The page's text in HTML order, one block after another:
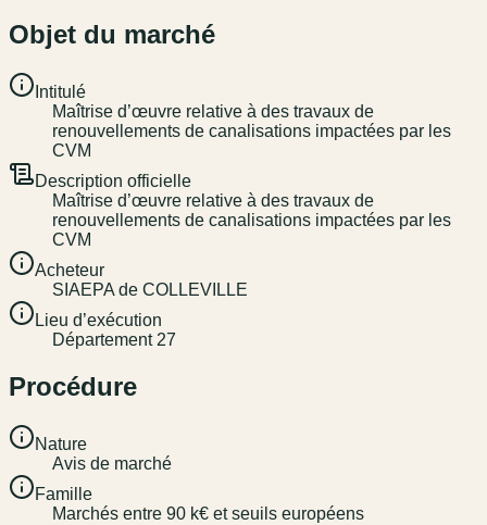
Objet du marché
Intitulé
Maîtrise d’œuvre relative à des travaux de
renouvellements de canalisations impactées par les
CVM
Description officielle
Maîtrise d’œuvre relative à des travaux de
renouvellements de canalisations impactées par les
CVM
Acheteur
SIAEPA de COLLEVILLE
Lieu d’exécution
Département 27
Procédure
Nature
Avis de marché
Famille
Marchés entre 90 k€ et seuils européens